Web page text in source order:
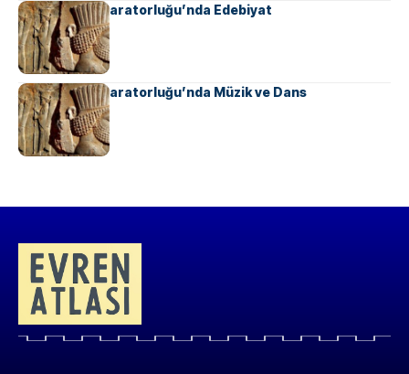
Ahameniş İmparatorluğu’nda Edebiyat
Ahameniş İmparatorluğu’nda Müzik ve Dans